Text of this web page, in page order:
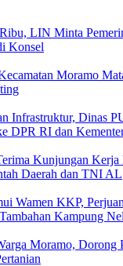
LIN Minta
Konsel
Moramo
Infrastruktur, Dinas
DPR RI dan
Kunjungan Kerja
Daerah dan TNI AL
Wamen KKP,
Kampung
Moramo, Dorong